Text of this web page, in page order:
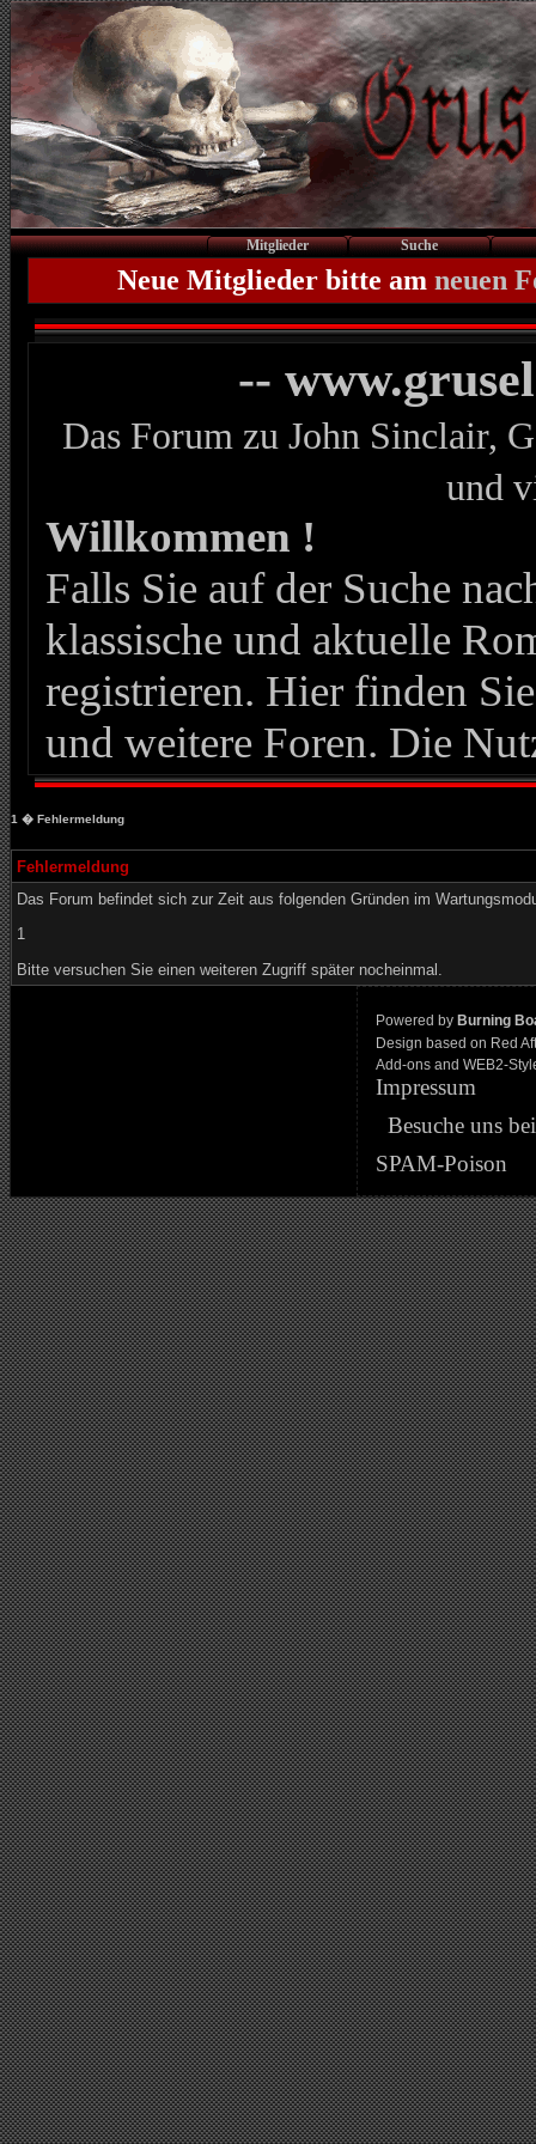
Mitglieder Suche
Neue Mitglieder bitte am neuen
--
Das Forum zu John Sinclair,
und
Willkommen !
Falls Sie auf der Suche
klassische und aktuelle
registrieren. Hier finden
und weitere Foren. Die
1 � Fehlermeldung
Fehlermeldung
Das Forum befindet sich zur Zeit aus folgenden Gründen im
1
Bitte versuchen Sie einen weiteren Zugriff später nocheinmal.
Powered by Burning
Design based on Red
Add-ons and WEB2-
Impressum
Besuche uns
SPAM-Poison